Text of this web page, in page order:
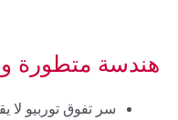
هندسة متطورة
سر تفوق توربيو لا